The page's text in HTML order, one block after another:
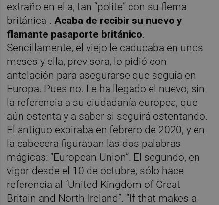
extraño en ella, tan “polite” con su flema
británica-.Acaba de recibir su nuevo y
flamante pasaporte británico.
Sencillamente, el viejo le caducaba en unos
meses y ella, previsora, lo pidió con
antelación para asegurarse que seguía en
Europa. Pues no. Le ha llegado el nuevo, sin
la referencia a su ciudadanía europea, que
aún ostenta y a saber si seguirá ostentando.
El antiguo expiraba en febrero de 2020, y en
la cabecera figuraban las dos palabras
mágicas: “European Union”. El segundo, en
vigor desde el 10 de octubre, sólo hace
referencia al “United Kingdom of Great
Britain and North Ireland”. “If that makes a